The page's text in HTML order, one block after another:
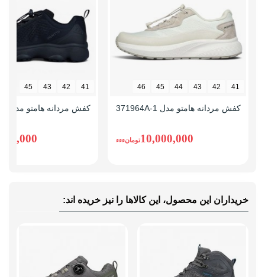
41
42
43
44
45
46
کفش مردانه هامتو مدل 371964A-1
10,000,000تومانءءء
41
42
43
45
کفش مردانه هامتو مدل 371481A-1
خریداران این محصول، این کالاها را نیز خریده اند: